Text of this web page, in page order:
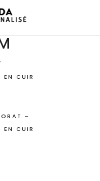
CUIR
–
CUIR